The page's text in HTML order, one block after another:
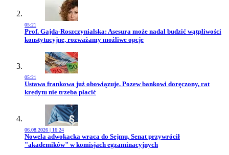
05:21
Przejdź do artykułu:
Prof. Gajda-Roszczynialska: Asesura może nadal budzić wątpliwości
konstytucyjne, rozważamy możliwe opcje
05:21
Przejdź do artykułu:
Ustawa frankowa już obowiązuje. Pozew bankowi doręczony, rat
kredytu nie trzeba płacić
06.08.2026 | 16:24
Przejdź do artykułu:
Nowela adwokacka wraca do Sejmu, Senat przywrócił
"akademików" w komisjach egzaminacyjnych